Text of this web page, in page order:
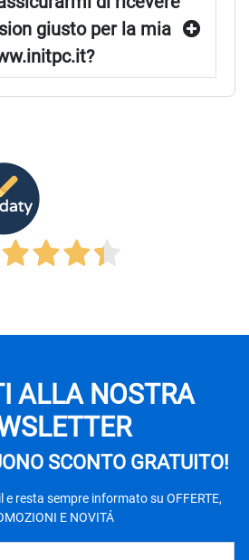
giusto per la mia
ALLA NOSTRA
SCONTO GRATUITO!
resta sempre informato su OFFERTE,
E NOVITÁ